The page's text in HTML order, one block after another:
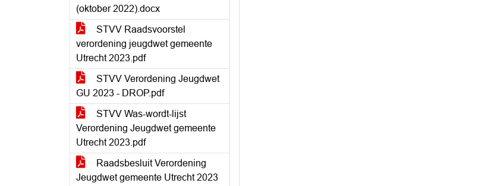
(oktober 2022).docx
STVV Raadsvoorstel
verordening jeugdwet gemeente
Utrecht 2023.pdf
STVV Verordening Jeugdwet
GU 2023 - DROP.pdf
STVV Was-wordt-lijst
Verordening Jeugdwet gemeente
Utrecht 2023.pdf
Raadsbesluit Verordening
Jeugdwet gemeente Utrecht 2023